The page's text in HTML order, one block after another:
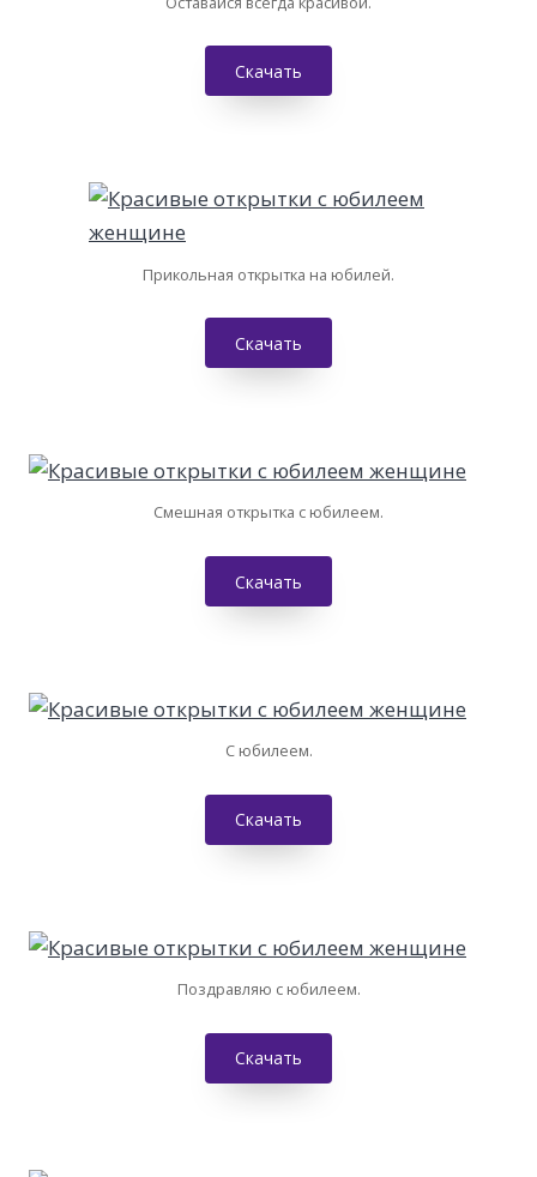
Скачать
Прикольная открытка на юбилей.
Скачать
Смешная открытка с юбилеем.
Скачать
С юбилеем.
Скачать
Поздравляю с юбилеем.
Скачать